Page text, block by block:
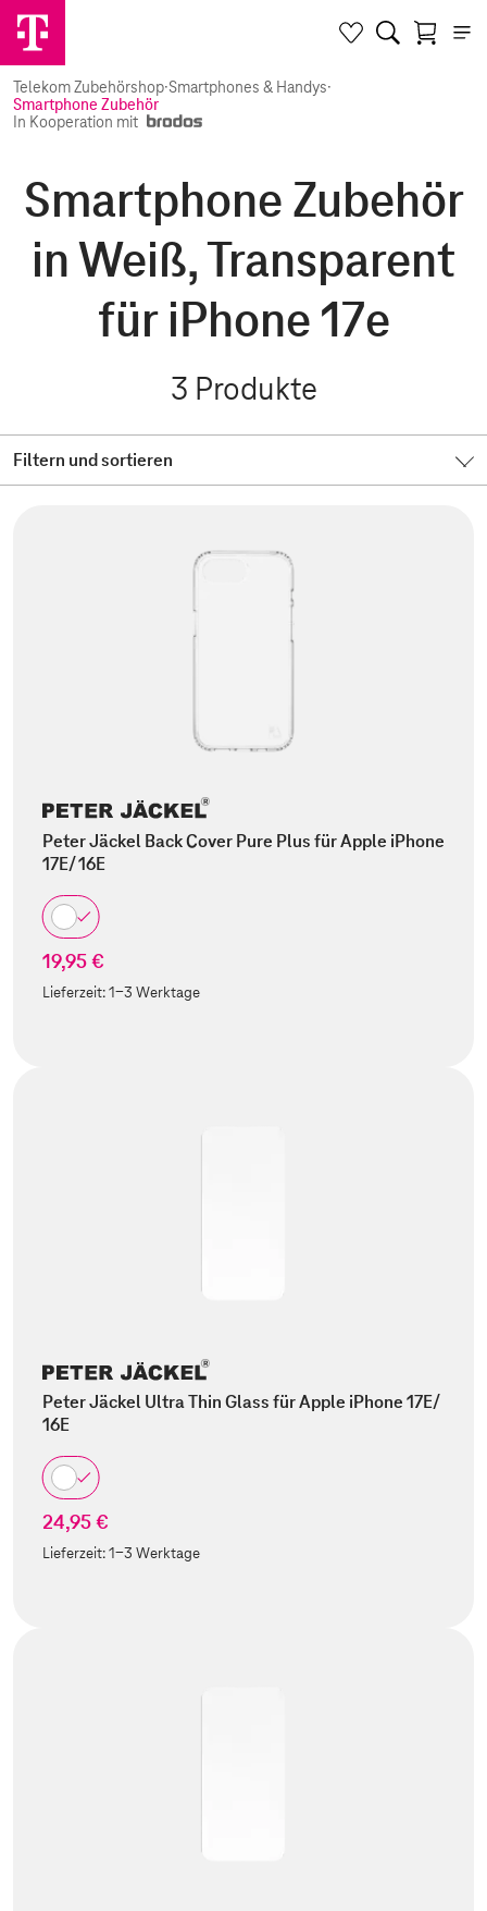
Telekom Zubehörshop·Smartphones & Handys·
Smartphone Zubehör
In Kooperation mit
Smartphone Zubehör
in Weiß, Transparent
für iPhone 17e
3 Produkte
Filtern und sortieren
Peter Jäckel Back Cover Pure Plus für Apple iPhone
17E/ 16E
19,95 €
Lieferzeit:1-3 Werktage
Peter Jäckel Ultra Thin Glass für Apple iPhone 17E/
16E
24,95 €
Lieferzeit:1-3 Werktage